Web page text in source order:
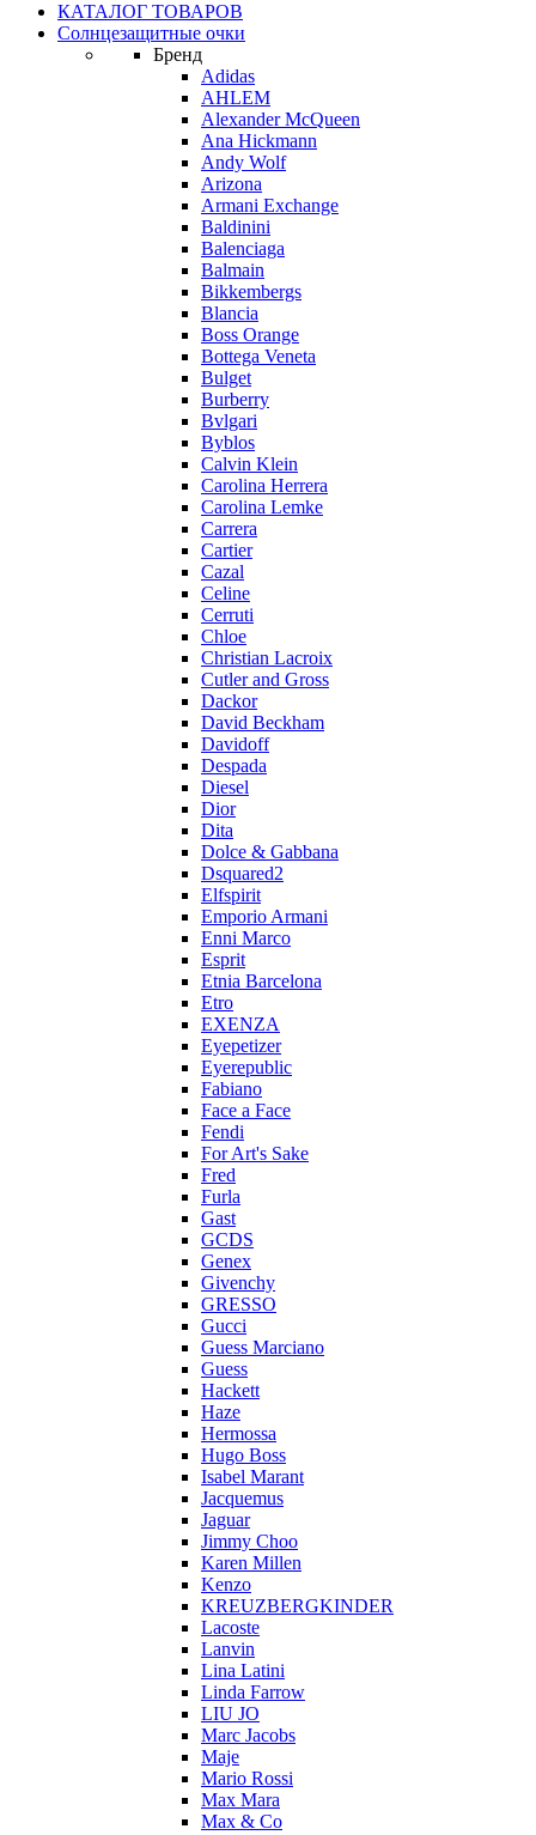
КАТАЛОГ ТОВАРОВ
Солнцезащитные очки
Бренд
Adidas
AHLEM
Alexander McQueen
Ana Hickmann
Andy Wolf
Arizona
Armani Exchange
Baldinini
Balenciaga
Balmain
Bikkembergs
Blancia
Boss Orange
Bottega Veneta
Bulget
Burberry
Bvlgari
Byblos
Calvin Klein
Carolina Herrera
Carolina Lemke
Carrera
Cartier
Cazal
Celine
Cerruti
Chloe
Christian Lacroix
Cutler and Gross
Dackor
David Beckham
Davidoff
Despada
Diesel
Dior
Dita
Dolce & Gabbana
Dsquared2
Elfspirit
Emporio Armani
Enni Marco
Esprit
Etnia Barcelona
Etro
EXENZA
Eyepetizer
Eyerepublic
Fabiano
Face a Face
Fendi
For Art's Sake
Fred
Furla
Gast
GCDS
Genex
Givenchy
GRESSO
Gucci
Guess Marciano
Guess
Hackett
Haze
Hermossa
Hugo Boss
Isabel Marant
Jacquemus
Jaguar
Jimmy Choo
Karen Millen
Kenzo
KREUZBERGKINDER
Lacoste
Lanvin
Lina Latini
Linda Farrow
LIU JO
Marc Jacobs
Maje
Mario Rossi
Max Mara
Max & Co